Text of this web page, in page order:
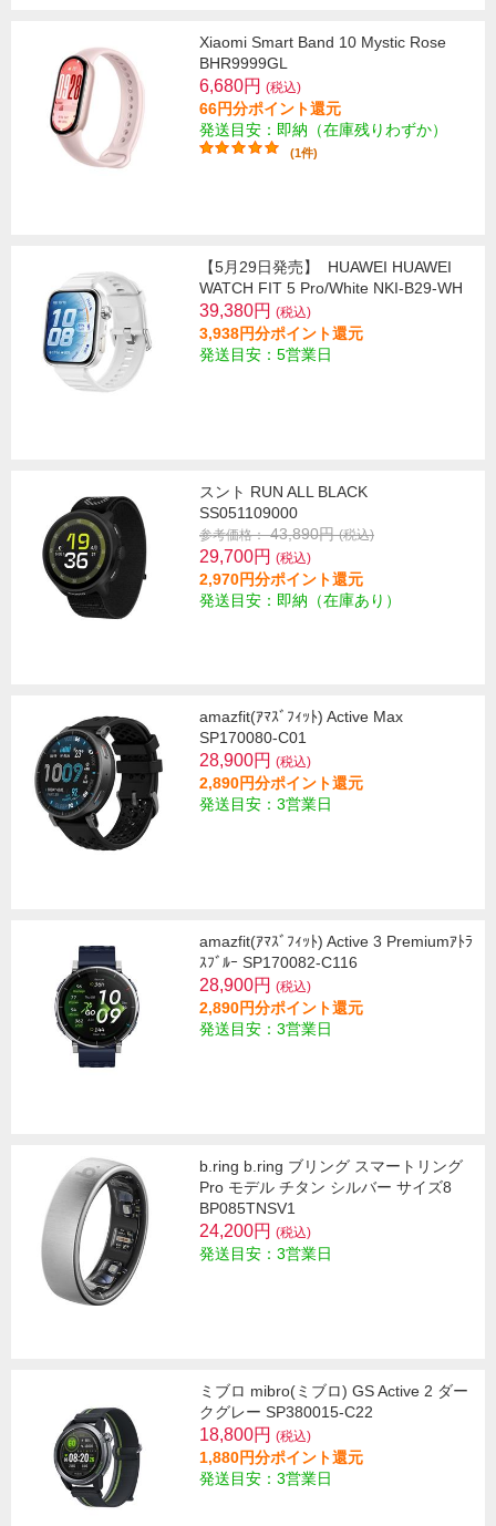
Xiaomi Smart Band 10 Mystic Rose
BHR9999GL
6,680円 (税込)
66円分ポイント還元
発送目安：即納（在庫残りわずか）
(1件)
【5月29日発売】
HUAWEI HUAWEI
WATCH FIT 5 Pro/White NKI-B29-WH
39,380円 (税込)
3,938円分ポイント還元
発送目安：5営業日
スント RUN ALL BLACK
SS051109000
参考価格： 43,890円(税込)
29,700円 (税込)
2,970円分ポイント還元
発送目安：即納（在庫あり）
amazfit(ｱﾏｽﾞﾌｨｯﾄ) Active Max
SP170080-C01
28,900円 (税込)
2,890円分ポイント還元
発送目安：3営業日
amazfit(ｱﾏｽﾞﾌｨｯﾄ) Active 3 Premiumｱﾄﾗ
ｽﾌﾞﾙｰ SP170082-C116
28,900円 (税込)
2,890円分ポイント還元
発送目安：3営業日
b.ring b.ring ブリング スマートリング
Pro モデル チタン シルバー サイズ8
BP085TNSV1
24,200円 (税込)
発送目安：3営業日
ミブロ mibro(ミブロ) GS Active 2 ダー
クグレー SP380015-C22
18,800円 (税込)
1,880円分ポイント還元
発送目安：3営業日